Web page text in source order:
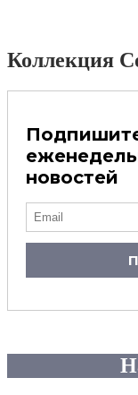
Коллекция
новостей